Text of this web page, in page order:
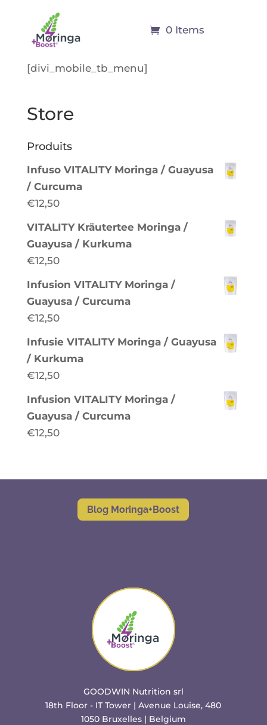
0 Items
[divi_mobile_tb_menu]
Store
Produits
Infuso VITALITY Moringa / Guayusa
/ Curcuma
€12,50
VITALITY Kräutertee Moringa /
Guayusa / Kurkuma
€12,50
Infusion VITALITY Moringa /
Guayusa / Curcuma
€12,50
Infusie VITALITY Moringa / Guayusa
/ Kurkuma
€12,50
Infusion VITALITY Moringa /
Guayusa / Curcuma
€12,50
Blog Moringa+Boost
GOODWIN Nutrition srl
18th Floor - IT Tower | Avenue Louise, 480
1050 Bruxelles | Belgium